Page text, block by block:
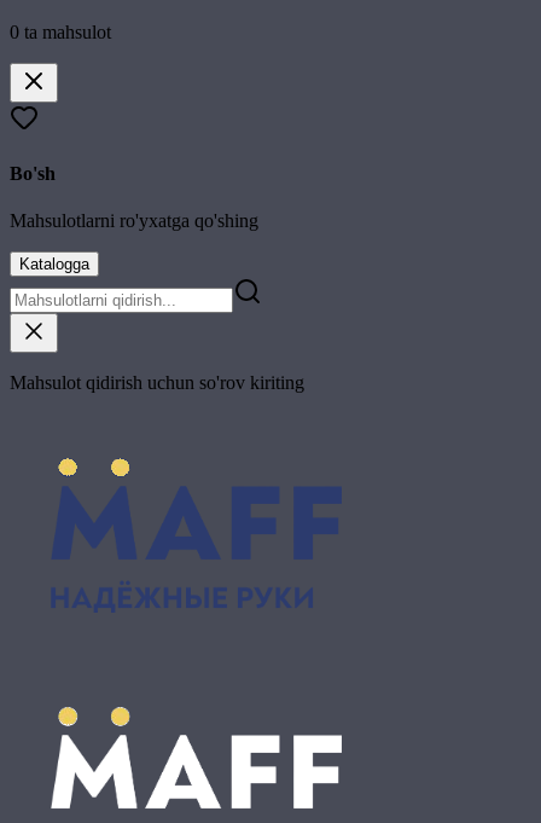
0 ta mahsulot
Bo'sh
Mahsulotlarni ro'yxatga qo'shing
Katalogga
Mahsulot qidirish uchun so'rov kiriting